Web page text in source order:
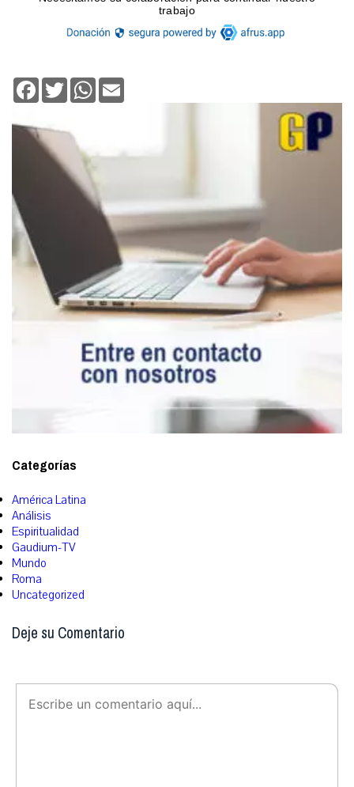
Facebook
TwitterWhatsApp
Categorías
América Latina
Análisis
Espiritualidad
Gaudium-TV
Mundo
Roma
Uncategorized
Deje su Comentario